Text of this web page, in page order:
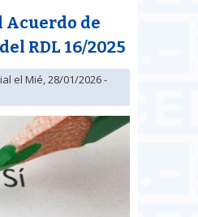
Acuerdo de
RDL 16/2025
el Mié, 28/01/2026 -